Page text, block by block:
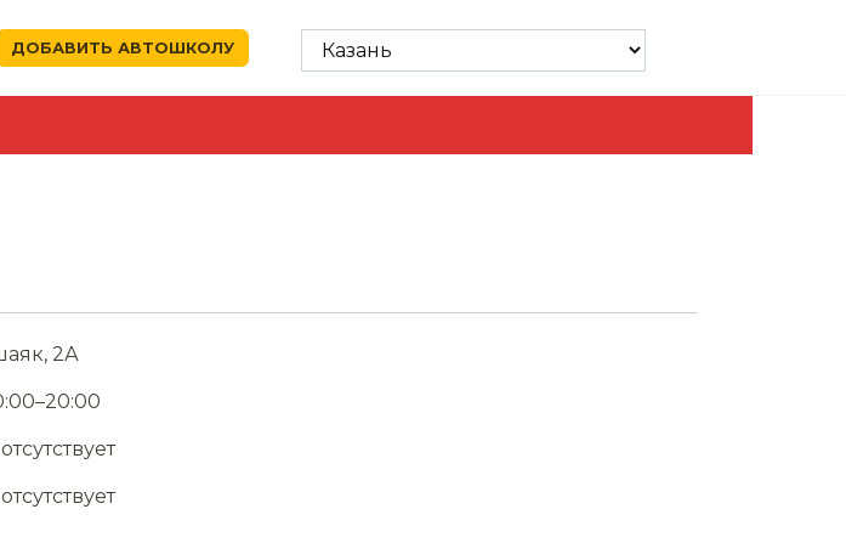
ДОБАВИТЬ АВТОШКОЛУ
2А